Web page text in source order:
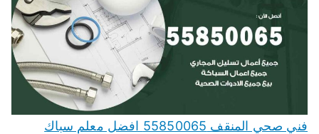
فني صحي المنقف 55850065 افضل معلم سباك